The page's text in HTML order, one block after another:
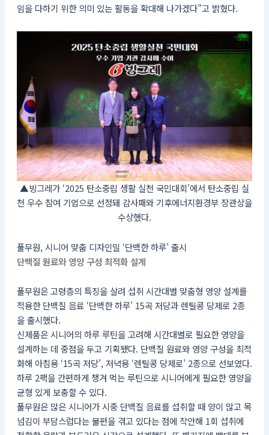
임을 다하기 위한 의미 있는 활동을 확대해 나가겠다”고 밝혔다.
▲빙그레가 ‘2025 탄소중립 생활 실천 국민대회’에서 탄소중립 실
천 우수 참여 기업으로 선정돼 감사패와 기후에너지환경부 장관상을
수상했다.
풀무원, 시니어 맞춤 디자인밀 ‘단백한 하루’ 출시
단백질 원료와 영양 구성 최적화 설계
풀무원은 고령층의 특징을 살려 섭취 시간대별 맞춤형 영양 설계를
적용한 단백질 음료 ‘단백한 하루’ 15곡 저당과 렌틸콩 당제로 2종
을 출시했다.
신제품은 시니어의 하루 루틴을 고려해 시간대별로 필요한 영양을
설계하는 데 중점을 두고 기획됐다. 단백질 원료와 영양 구성을 최적
화해 아침용 ‘15곡 저당’, 저녁용 ‘렌틸콩 당제로’ 2종으로 선보였다.
하루 2팩을 간편하게 챙겨 먹는 루틴으로 시니어에게 필요한 영양을
균형 있게 보충할 수 있다.
풀무원은 많은 시니어가 시중 단백질 음료를 섭취할 때 양이 많고 목
넘김이 부담스럽다는 불편을 겪고 있다는 점에 착안해 1회 섭취에